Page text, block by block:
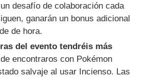
desafío de colaboración cada
ganarán un bonus adicional
de hora.
del evento tendréis más
de encontraros con Pokémon
salvaje al usar Incienso. Las